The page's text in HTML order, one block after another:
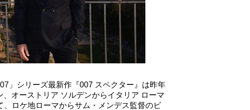
」シリーズ最新作『007 スペクター』は昨年
オーストリア ソルデンからイタリア ローマ
ロケ地ローマからサム・メンデス監督のビ